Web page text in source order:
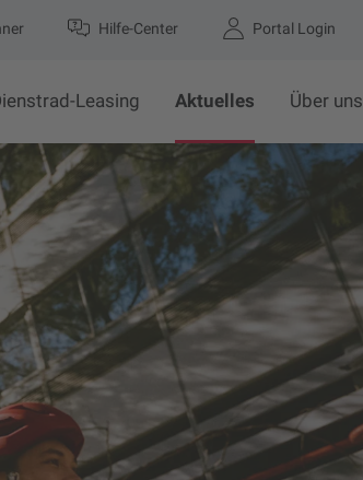
Hilfe-Center Portal Login
Leasing Aktuelles Über uns